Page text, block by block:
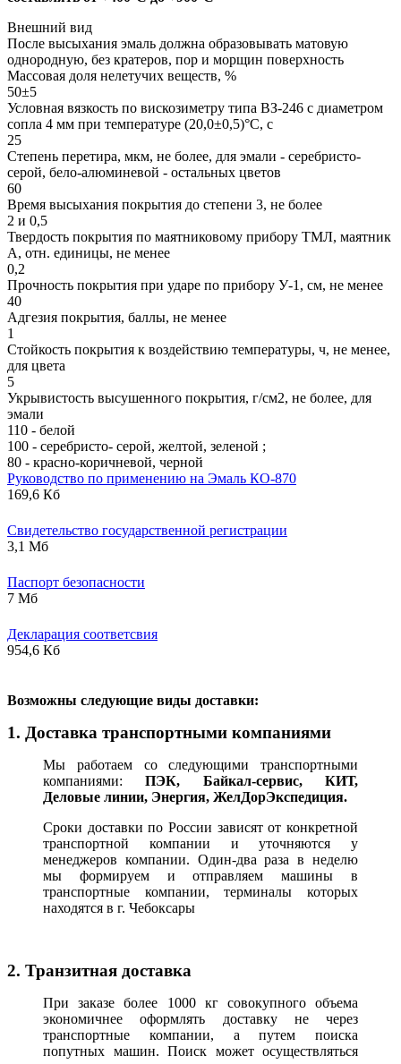
Внешний вид
После высыхания эмаль должна образовывать матовую
однородную, без кратеров, пор и морщин поверхность
Массовая доля нелетучих веществ, %
50±5
Условная вязкость по вискозиметру типа ВЗ-246 с диаметром
сопла 4 мм при температуре (20,0±0,5)°С, с
25
Степень перетира, мкм, не более, для эмали - серебристо-
серой, бело-алюминевой - остальных цветов
60
Время высыхания покрытия до степени 3, не более
2 и 0,5
Твердость покрытия по маятниковому прибору ТМЛ, маятник
А, отн. единицы, не менее
0,2
Прочность покрытия при ударе по прибору У-1, см, не менее
40
Адгезия покрытия, баллы, не менее
1
Стойкость покрытия к воздействию температуры, ч, не менее,
для цвета
5
Укрывистость высушенного покрытия, г/см2, не более, для
эмали
110 - белой
100 - серебристо- серой, желтой, зеленой ;
80 - красно-коричневой, черной
Руководство по применению на Эмаль КО-870
169,6 Кб
Свидетельство государственной регистрации
3,1 Мб
Паспорт безопасности
7 Мб
Декларация соответсвия
954,6 Кб
Возможны следующие виды доставки:
1. Доставка транспортными компаниями
Мы работаем со следующими транспортными
компаниями:ПЭК, Байкал-сервис, КИТ,
Деловые линии, Энергия, ЖелДорЭкспедиция.
Сроки доставки по России зависят от конкретной
транспортной компании и уточняются у
менеджеров компании. Один-два раза в неделю
мы формируем и отправляем машины в
транспортные компании, терминалы которых
находятся в г. Чебоксары
2. Транзитная доставка
При заказе более 1000 кг совокупного объема
экономичнее оформлять доставку не через
транспортные компании, а путем поиска
попутных машин. Поиск может осуществляться